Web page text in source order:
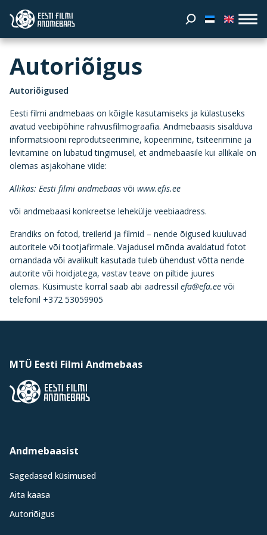
Autoriõigus
Autoriõigused
Eesti filmi andmebaas on kõigile kasutamiseks ja külastuseks
avatud veebipõhine rahvusfilmograafia. Andmebaasis sisalduva
informatsiooni reprodutseerimine, kopeerimine, tsiteerimine ja
levitamine on lubatud tingimusel, et andmebaasile kui allikale on
olemas asjakohane viide:
Allikas: Eesti filmi andmebaas või www.efis.ee
või andmebaasi konkreetse lehekülje veebiaadress.
Erandiks on fotod, treilerid ja filmid – nende õigused kuuluvad
autoritele või tootjafirmale. Vajadusel mõnda avaldatud fotot
omandada või avalikult kasutada tuleb ühendust võtta nende
autorite või hoidjatega, vastav teave on piltide juures
olemas. Küsimuste korral saab abi aadressil efa@efa.ee või
telefonil +372 53059905
MTÜ Eesti Filmi Andmebaas
Andmebaasist
Sagedased küsimused
Aita kaasa
Autoriõigus